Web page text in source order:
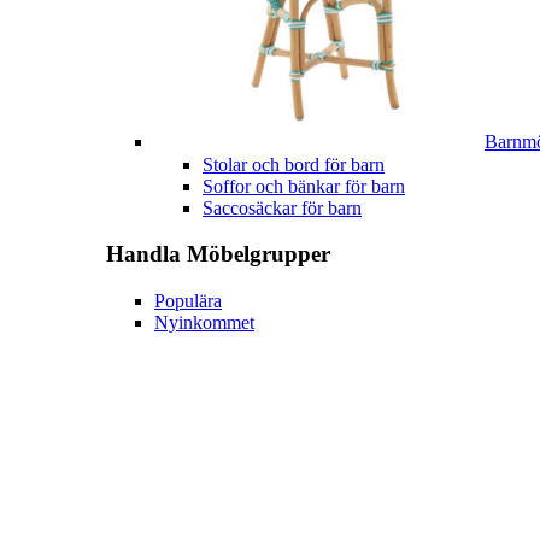
Stolar och bord för barn
Soffor och bänkar för barn
Saccosäckar för barn
Handla Möbelgrupper
Populära
Nyinkommet